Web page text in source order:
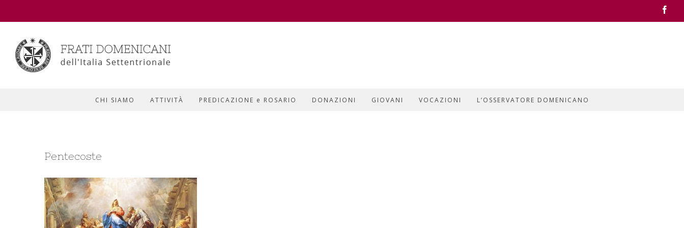
CHI SIAMO ATTIVITÀ PREDICAZIONE e ROSARIO DONAZIONI GIOVANI VOCAZIONI L’OSSERVATORE DOMENICANO
Pentecoste